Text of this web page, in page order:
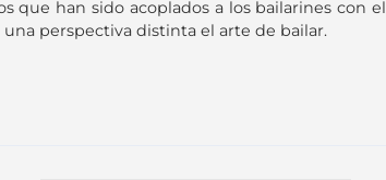
que han sido acoplados a los bailarines con el
perspectiva distinta el arte de bailar.